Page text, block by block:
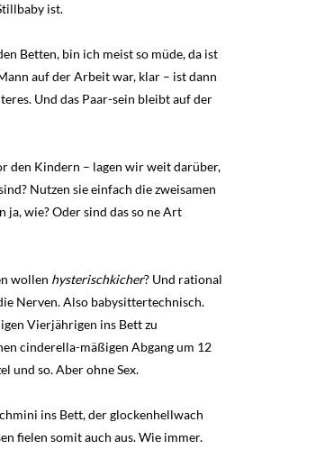
ist.
Betten, bin ich meist so müde, da ist
auf der Arbeit war, klar – ist dann
Und das Paar-sein bleibt auf der
den Kindern – lagen wir weit darüber,
Nutzen sie einfach die zweisamen
ja, wie? Oder sind das so ne Art
wollen hysterischkicher? Und rational
Nerven. Also babysittertechnisch.
Vierjährigen ins Bett zu
cinderella-mäßigen Abgang um 12
und so. Aber ohne Sex.
ins Bett, der glockenhellwach
fielen somit auch aus. Wie immer.